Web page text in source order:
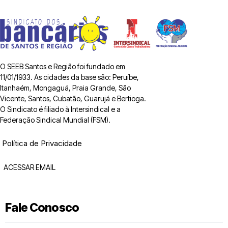
O SEEB Santos e Região foi fundado em
11/01/1933. As cidades da base são: Peruíbe,
Itanhaém, Mongaguá, Praia Grande, São
Vicente, Santos, Cubatão, Guarujá e Bertioga.
O Sindicato é filiado à Intersindical e a
Federação Sindical Mundial (FSM).
Política de Privacidade
ACESSAR EMAIL
Fale Conosco